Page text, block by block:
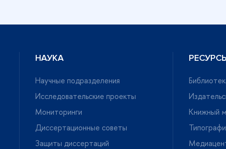
НАУКА
Научные подразделения
Исследовательские проекты
Мониторинги
Диссертационные советы
Защиты диссертаций
Книжный